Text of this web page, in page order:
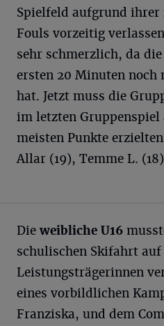
Spielfeld aufgrund
Fouls vorzeitig
sehr schmerzlich, da
ersten 20 Minuten noch
hat. Jetzt muss die
im letzten Gruppenspiel
meisten Punkte
Allar (19), Temme L.
Dieweibliche U16
schulischen Skifahrt auf
Leistungsträgerinnen
eines vorbildlichen
Franziska, und dem